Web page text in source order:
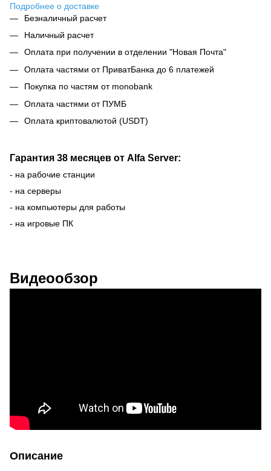
Подробнее о доставке
Безналичный расчет
Наличный расчет
Оплата при получении в отделении "Новая Почта"
Оплата частями от ПриватБанка до 6 платежей
Покупка по частям от monobank
Оплата частями от ПУМБ
Оплата криптовалютой (USDT)
Гарантия 38 месяцев от Alfa Server:
- на рабочие станции
- на серверы
- на компьютеры для работы
- на игровые ПК
Видеообзор
Описание